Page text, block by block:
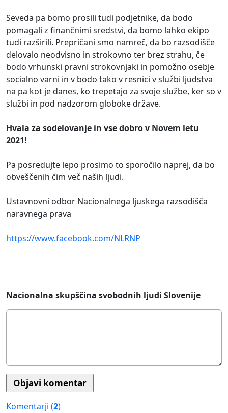
Seveda pa bomo prosili tudi podjetnike, da bodo
pomagali z finančnimi sredstvi, da bomo lahko ekipo
tudi razširili. Prepričani smo namreč, da bo razsodišče
delovalo neodvisno in strokovno ter brez strahu, če
bodo vrhunski pravni strokovnjaki in pomožno osebje
socialno varni in v bodo tako v resnici v službi ljudstva
na pa kot je danes, ko trepetajo za svoje službe, ker so v
službi in pod nadzorom globoke države.
Hvala za sodelovanje in vse dobro v Novem letu
2021!
Pa posredujte lepo prosimo to sporočilo naprej, da bo
obveščenih čim več naših ljudi.
Ustavnovni odbor Nacionalnega ljuskega razsodišča
naravnega prava
https://www.facebook.com/NLRNP
Nacionalna skupščina svobodnih ljudi Slovenije
Komentarji (2)